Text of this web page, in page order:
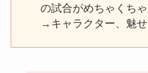
の試合がめちゃくち
→キャラクター、魅